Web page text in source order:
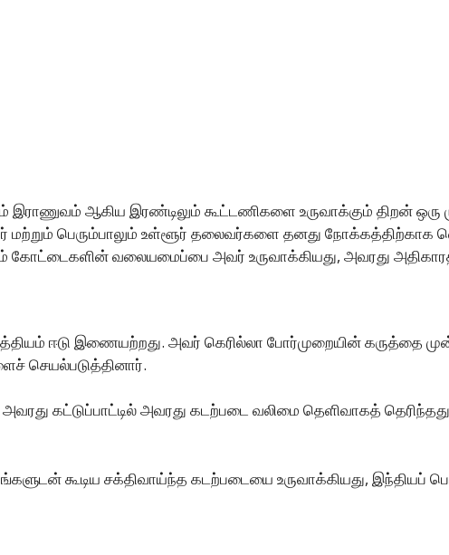
இராணுவம் ஆகிய இரண்டிலும் கூட்டணிகளை உருவாக்கும் திறன்
மற்றும் பெரும்பாலும் உள்ளூர் தலைவர்களை தனது நோக்கத்திற்காக
கோட்டைகளின் வலையமைப்பை அவர் உருவாக்கியது, அவரது
ஈடு இணையற்றது. அவர் கெரில்லா போர்முறையின் கருத்தை
செயல்படுத்தினார்.
கட்டுப்பாட்டில் அவரது கடற்படை வலிமை தெளிவாகத்
கூடிய சக்திவாய்ந்த கடற்படையை உருவாக்கியது, இந்தியப்